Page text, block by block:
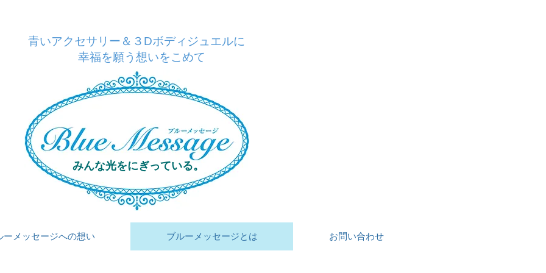
青いアクセサリー＆３Dボディジュエルに
幸福を願う想いをこめて
みんな光をにぎっている。
ーメッセージへの想い ブルーメッセージとは お問い合わせ